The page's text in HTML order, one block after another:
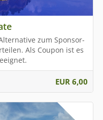
zum Sponsor-
Als Coupon ist es
EUR 6,00